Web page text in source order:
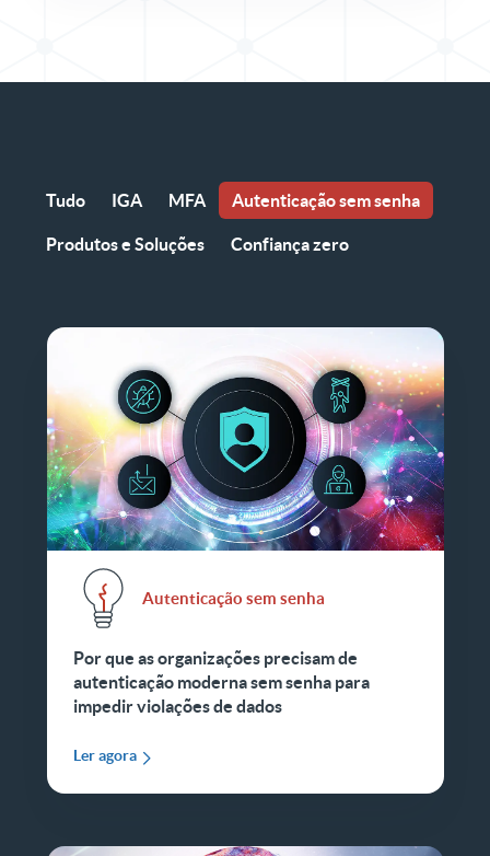
Tudo IGA MFA Autenticação sem senha
Produtos e Soluções Confiança zero
Autenticação sem senha
Por que as organizações precisam de
autenticação moderna sem senha para
impedir violações de dados
Ler agora